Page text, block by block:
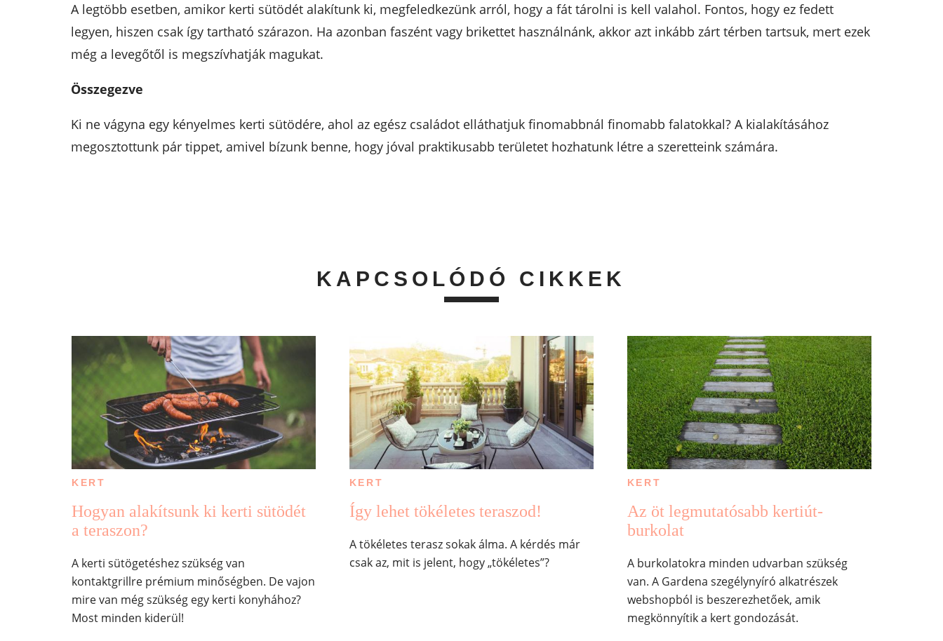
A legtöbb esetben, amikor kerti sütödét alakítunk ki, megfeledkezünk arról, hogy a fát tárolni is kell valahol. Fontos, hogy ez fedett
legyen, hiszen csak így tartható szárazon. Ha azonban faszént vagy brikettet használnánk, akkor azt inkább zárt térben tartsuk, mert ezek
még a levegőtől is megszívhatják magukat.
Összegezve
Ki ne vágyna egy kényelmes kerti sütödére, ahol az egész családot elláthatjuk finomabbnál finomabb falatokkal? A kialakításához
megosztottunk pár tippet, amivel bízunk benne, hogy jóval praktikusabb területet hozhatunk létre a szeretteink számára.
KAPCSOLÓDÓ CIKKEK
KERT
Hogyan alakítsunk ki kerti sütödét
a teraszon?
A kerti sütögetéshez szükség van
kontaktgrillre prémium minőségben. De vajon
mire van még szükség egy kerti konyhához?
Most minden kiderül!
KERT
Így lehet tökéletes teraszod!
A tökéletes terasz sokak álma. A kérdés már
csak az, mit is jelent, hogy „tökéletes”?
KERT
Az öt legmutatósabb kertiút-
burkolat
A burkolatokra minden udvarban szükség
van. A Gardena szegélynyíró alkatrészek
webshopból is beszerezhetőek, amik
megkönnyítik a kert gondozását.